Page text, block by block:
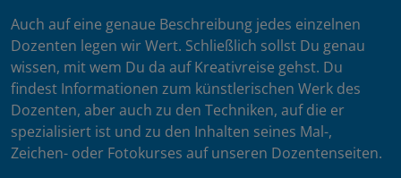
Auch auf eine genaue Beschreibung jedes einzelnen
Dozenten legen wir Wert. Schließlich sollst Du genau
wissen, mit wem Du da auf Kreativreise gehst. Du
findest Informationen zum künstlerischen Werk des
Dozenten, aber auch zu den Techniken, auf die er
spezialisiert ist und zu den Inhalten seines Mal-,
Zeichen- oder Fotokurses auf unseren Dozentenseiten.